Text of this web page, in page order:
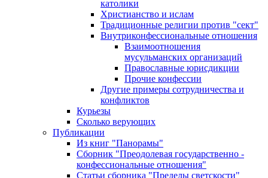
католики
Христианство и ислам
Традиционные религии против "сект"
Внутриконфессиональные отношения
Взаимоотношения
мусульманских организаций
Православные юрисдикции
Прочие конфессии
Другие примеры сотрудничества и
конфликтов
Курьезы
Сколько верующих
Публикации
Из книг "Панорамы"
Сборник "Преодолевая государственно -
конфессиональные отношения"
Статьи сборника "Пределы светскости"